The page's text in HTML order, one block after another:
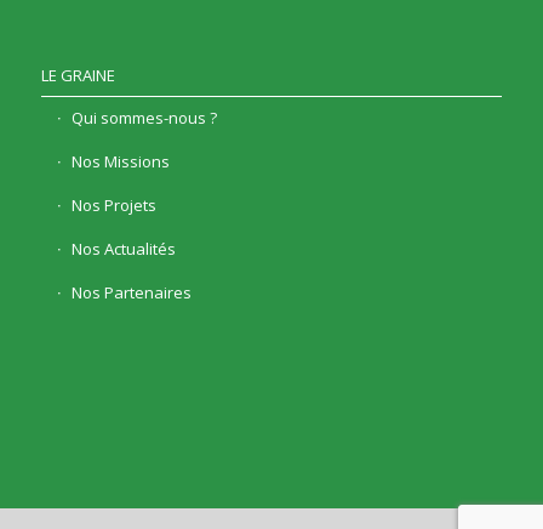
LE GRAINE
Qui sommes-nous ?
Nos Missions
Nos Projets
Nos Actualités
Nos Partenaires